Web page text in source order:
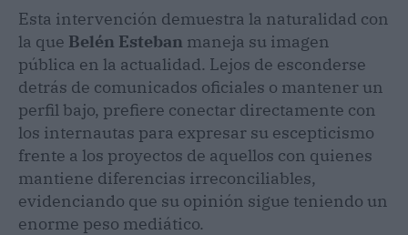
Esta intervención demuestra la naturalidad con
la que Belén Esteban maneja su imagen
pública en la actualidad. Lejos de esconderse
detrás de comunicados oficiales o mantener un
perfil bajo, prefiere conectar directamente con
los internautas para expresar su escepticismo
frente a los proyectos de aquellos con quienes
mantiene diferencias irreconciliables,
evidenciando que su opinión sigue teniendo un
enorme peso mediático.